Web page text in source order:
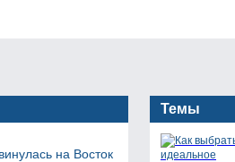
на Восток
Темы